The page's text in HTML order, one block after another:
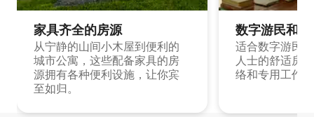
家具齐全的房源
从宁静的山间小木屋到便利的
城市公寓，这些配备家具的房
源拥有各种便利设施，让你宾
至如归。
数字游民和
适合数字游民
人士的舒适房
络和专用工作